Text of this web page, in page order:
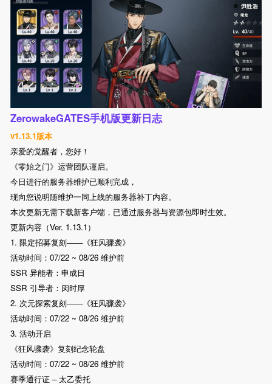
ZerowakeGATES手机版更新日志
v1.13.1版本
亲爱的觉醒者，您好！
《零始之门》运营团队谨启。
今日进行的服务器维护已顺利完成，
现向您说明随维护一同上线的服务器补丁内容。
本次更新无需下载新客户端，已通过服务器与资源包即时生效。
更新内容（Ver. 1.13.1）
1. 限定招募复刻——《狂风骤袭》
活动时间：07/22 ~ 08/26 维护前
SSR 异能者：申成日
SSR 引导者：闵时厚
2. 次元探索复刻——《狂风骤袭》
活动时间：07/22 ~ 08/26 维护前
3. 活动开启
《狂风骤袭》复刻纪念轮盘
活动时间：07/22 ~ 08/26 维护前
赛季通行证 – 太乙委托